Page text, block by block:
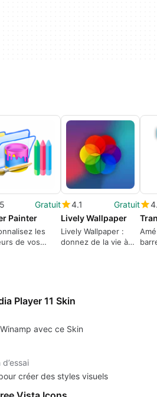
Gratuit
Painter
les
de vos
4.1
Gratuit
Lively Wallpaper
Lively Wallpaper :
donnez de la vie à
Player 11 Skin
avec ce Skin
créer des styles visuels